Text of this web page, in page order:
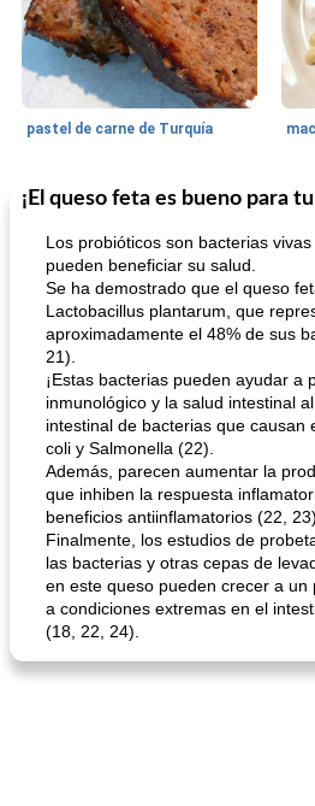
pastel de carne de Turquía
215min
Cocina del mundo
mochi fácil
¡El queso feta es bueno para
Los probióticos son bacterias
pueden beneficiar su salud.
Se ha demostrado que el queso
Lactobacillus plantarum, que
aproximadamente el 48% de sus
21).
¡Estas bacterias pueden ayudar a
inmunológico y la salud intestinal
intestinal de bacterias que causan
coli y Salmonella (22).
Además, parecen aumentar la
que inhiben la respuesta
beneficios antiinflamatorios (22, 23).
Finalmente, los estudios de
las bacterias y otras cepas de
en este queso pueden crecer a un
a condiciones extremas en el
(18, 22, 24).